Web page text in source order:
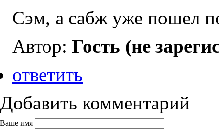
Сэм, а сабж уже пошел
Автор: Гость (не
ответить
Добавить комментарий
Ваше имя